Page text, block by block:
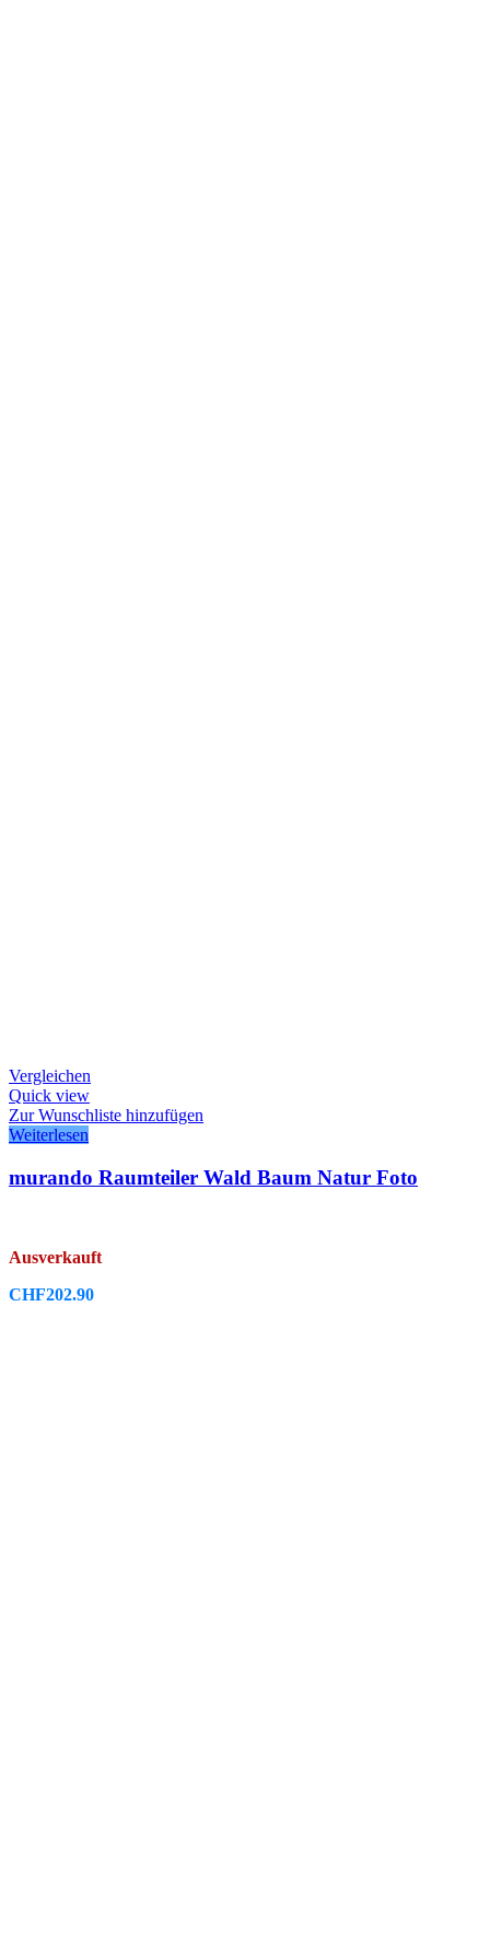
Vergleichen
Quick view
Zur Wunschliste hinzufügen
Weiterlesen
murando Raumteiler Wald Baum Natur Foto
Ausverkauft
CHF202.90